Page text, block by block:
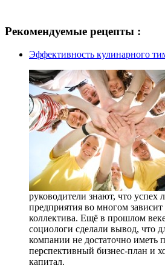
Рекомендуемые рецепты :
Эффективность кулинарного
руководители знают, что успех
предприятия во многом
коллектива. Ещё в прошлом
социологи сделали вывод, что
компании не достаточно иметь
перспективный бизнес-план и
капитал.